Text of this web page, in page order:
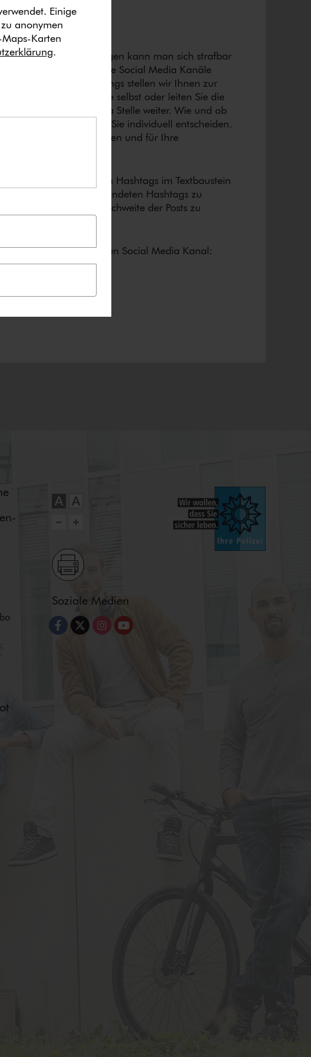
Einige
anonymen
Karten
.
Paket „Mit Beleidigungen kann man sich strafbar
aus Bildpostings für die Social Media Kanäle
und X. Diese Postings stellen wir Ihnen zur
bereit. Nutzen Sie diese selbst oder leiten Sie die
zuständige Social Media Stelle weiter. Wie und ob
ver­öf­fent­li­chen, können Sie individuell entscheiden.
können Sie frei nutzen und für Ihre
die vor­ge­schla­ge­nen Hashtags im Textbaustein
von Ihnen selbst verwendeten Hashtags zu
so eine gemeinsame Reichweite der Posts zu
gerne unseren jeweiligen Social Media Kanal:
Soziale Medien